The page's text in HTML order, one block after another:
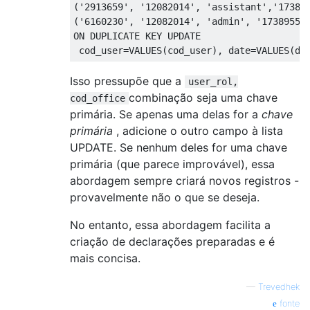
( '2913659' , '12082014' , 'assistant' ,
( '6160230' , '12082014' , 'admin' ,
ON DUPLICATE KEY UPDATE
cod_user=VALUES(cod_user), date=VALUES(
Isso pressupõe que a
user_rol,
cod_office combinação seja uma chave
primária. Se apenas uma delas for a chave
primária , adicione o outro campo à lista
UPDATE. Se nenhum deles for uma chave
primária (que parece improvável), essa
abordagem sempre criará novos registros -
provavelmente não o que se deseja.
No entanto, essa abordagem facilita a
criação de declarações preparadas e é
mais concisa.
— Trevedhek
fonte